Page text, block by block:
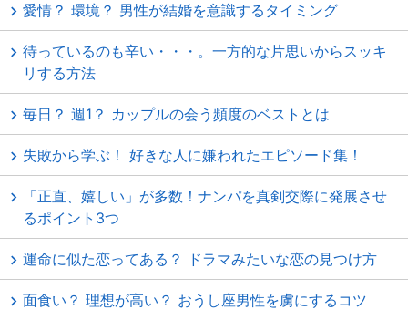
愛情？ 環境？ 男性が結婚を意識するタイミング
待っているのも辛い・・・。一方的な片思いからスッキ
リする方法
毎日？ 週1？ カップルの会う頻度のベストとは
失敗から学ぶ！ 好きな人に嫌われたエピソード集！
「正直、嬉しい」が多数！ナンパを真剣交際に発展させ
るポイント3つ
運命に似た恋ってある？ ドラマみたいな恋の見つけ方
面食い？ 理想が高い？ おうし座男性を虜にするコツ